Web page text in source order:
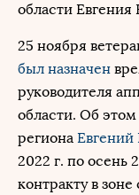
области Евгения
25 ноября
был назначен
руководителя
области. Об
региона
2022 г. по осень
контракту в